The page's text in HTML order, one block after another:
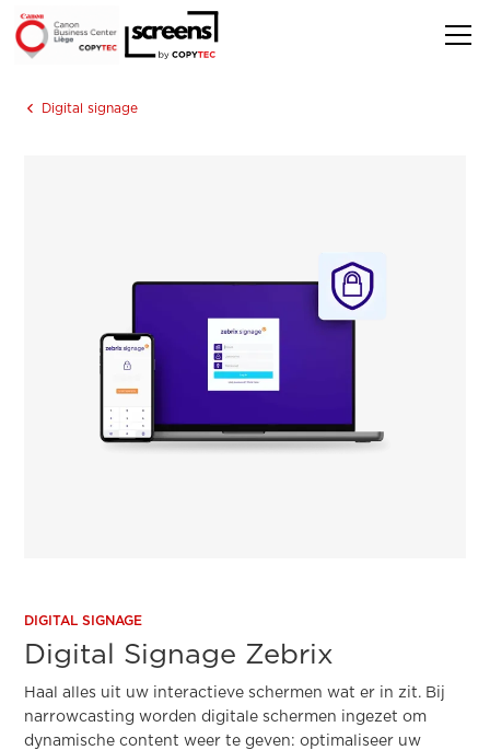
Digital signage
DIGITAL SIGNAGE
Digital Signage Zebrix
Haal alles uit uw interactieve schermen wat er in zit. Bij
narrowcasting worden digitale schermen ingezet om
dynamische content weer te geven: optimaliseer uw